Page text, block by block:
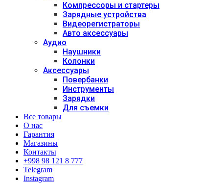
Компрессоры и стартеры
Зарядные устройства
Видеорегистраторы
Авто аксессуары
Аудио
Наушники
Колонки
Аксессуары
Повербанки
Инструменты
Зарядки
Для съемки
Все товары
О нас
Гарантия
Магазины
Контакты
+998 98 121 8 777
Telegram
Instagram